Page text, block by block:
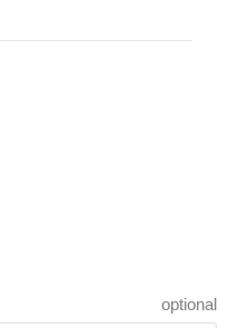
optional